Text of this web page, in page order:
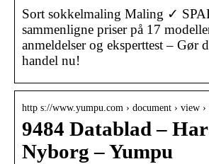
Sort sokkelmaling Maling ✓
sammenligne priser på 17
anmeldelser og eksperttest – Gør
handel nu!
http s://www.yumpu.com › document › view
9484 Datablad –
Nyborg – Yumpu